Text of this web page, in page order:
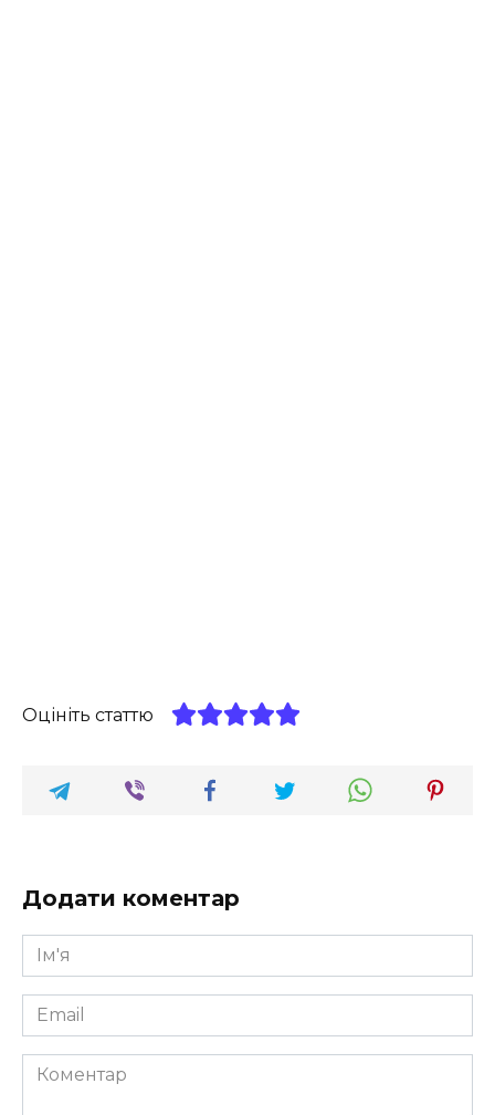
Оцініть статтю
Додати коментар
Ім'я
*
Email
*
Коментар